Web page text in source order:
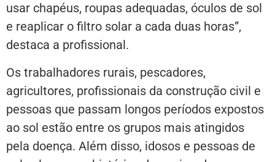
usar chapéus, roupas adequadas, óculos de sol
e reaplicar o filtro solar a cada duas horas”,
destaca a profissional.
Os trabalhadores rurais, pescadores,
agricultores, profissionais da construção civil e
pessoas que passam longos períodos expostos
ao sol estão entre os grupos mais atingidos
pela doença. Além disso, idosos e pessoas de